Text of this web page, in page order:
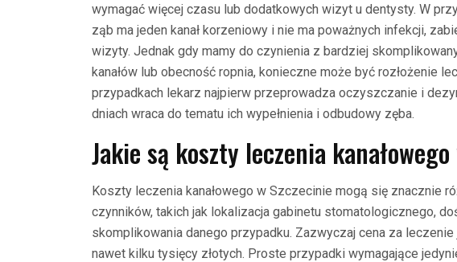
wymagać więcej czasu lub dodatkowych wizyt u dentysty. W
ząb ma jeden kanał korzeniowy i nie ma poważnych infekcji,
wizyty. Jednak gdy mamy do czynienia z bardziej
kanałów lub obecność ropnia, konieczne może być rozłożenie
przypadkach lekarz najpierw przeprowadza oczyszczanie i
dniach wraca do tematu ich wypełnienia i odbudowy zęba.
Jakie są koszty leczenia
Koszty leczenia kanałowego w Szczecinie mogą się znacznie
czynników, takich jak lokalizacja gabinetu stomatologicznego,
skomplikowania danego przypadku. Zazwyczaj cena za
nawet kilku tysięcy złotych. Proste przypadki wymagające